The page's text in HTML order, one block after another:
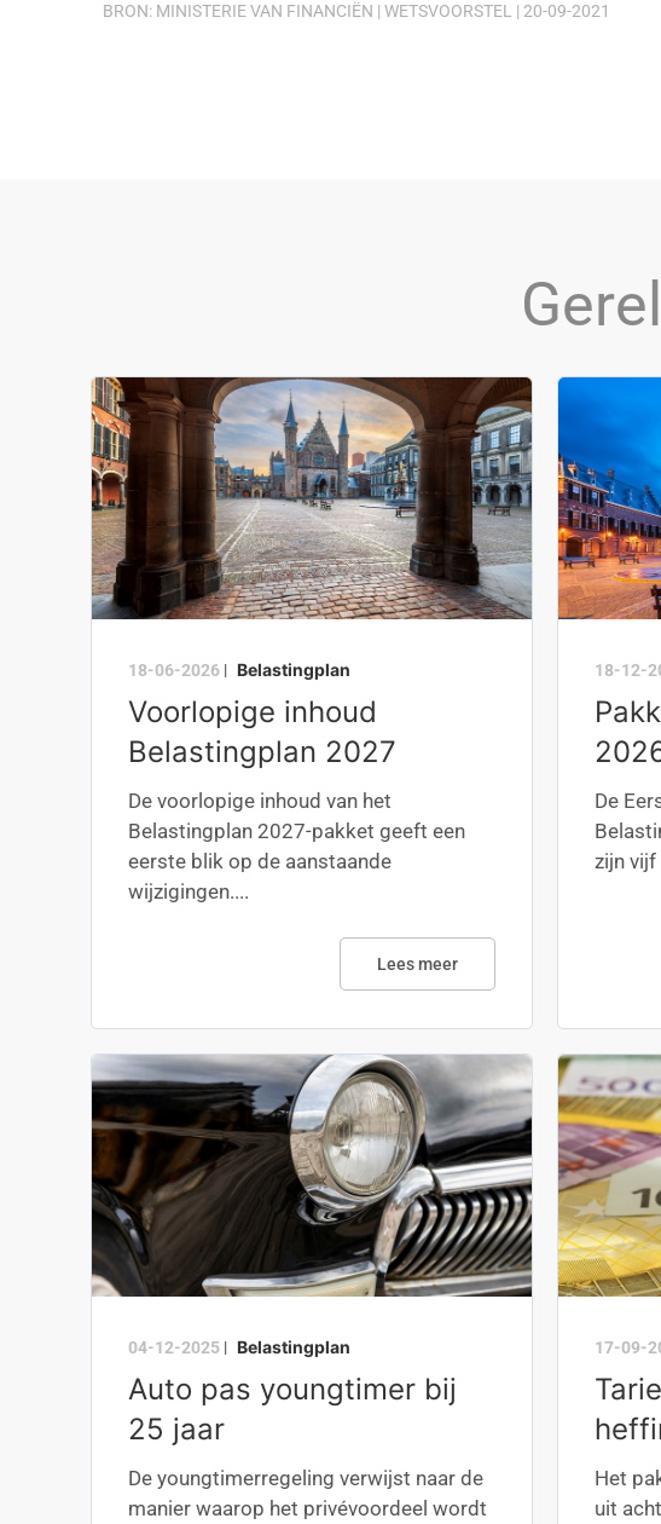
BRON: MINISTERIE VAN FINANCIËN | WETSVOORSTEL | 20-09-2021
18-06-2026 | Belastingplan
Voorlopige inhoud
Belastingplan 2027
De voorlopige inhoud van het
Belastingplan 2027-pakket geeft een
eerste blik op de aanstaande
wijzigingen....
Lees meer
18-12-
De
zijn vijf
04-12-2025 | Belastingplan
Auto pas youngtimer bij
25 jaar
De youngtimerregeling verwijst naar de
manier waarop het privévoordeel wordt
17-09-
Het
uit